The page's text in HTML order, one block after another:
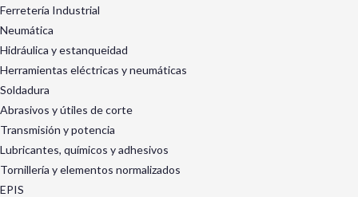
Ferretería Industrial
Neumática
Hidráulica y estanqueidad
Herramientas eléctricas y neumáticas
Soldadura
Abrasivos y útiles de corte
Transmisión y potencia
Lubricantes, químicos y adhesivos
Tornillería y elementos normalizados
EPIS